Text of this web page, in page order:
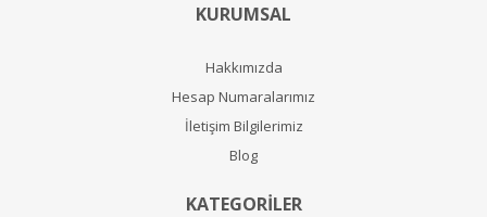
KURUMSAL
Hakkımızda
Hesap Numaralarımız
İletişim Bilgilerimiz
Blog
KATEGORİLER